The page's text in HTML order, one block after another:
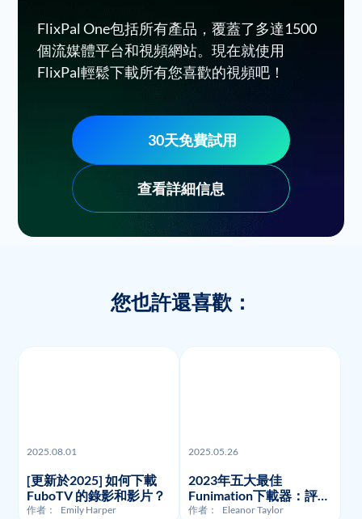
FlixPal One包括所有產品，覆蓋了多達1500
個流媒體平台和視頻網站。現在就使用
FlixPal輕鬆下載所有您喜歡的視頻吧！
30天免費試用
查看詳細信息
您也許還喜歡：
2025.08.01
[更新於2025] 如何下載
FuboTV 的錄影和影片？
作者： Emily Harper
2025.05.26
2023年五大最佳
Funimation下載器：評測
與比較
作者： Eleanor Taylor